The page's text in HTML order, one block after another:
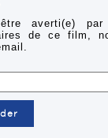
averti(e)
de ce film,